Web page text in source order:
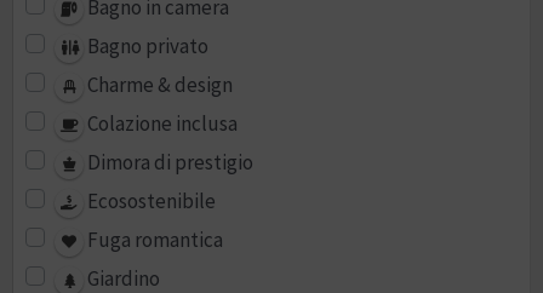
Bagno in camera
Bagno privato
Charme & design
Colazione inclusa
Dimora di prestigio
Ecosostenibile
Fuga romantica
Giardino